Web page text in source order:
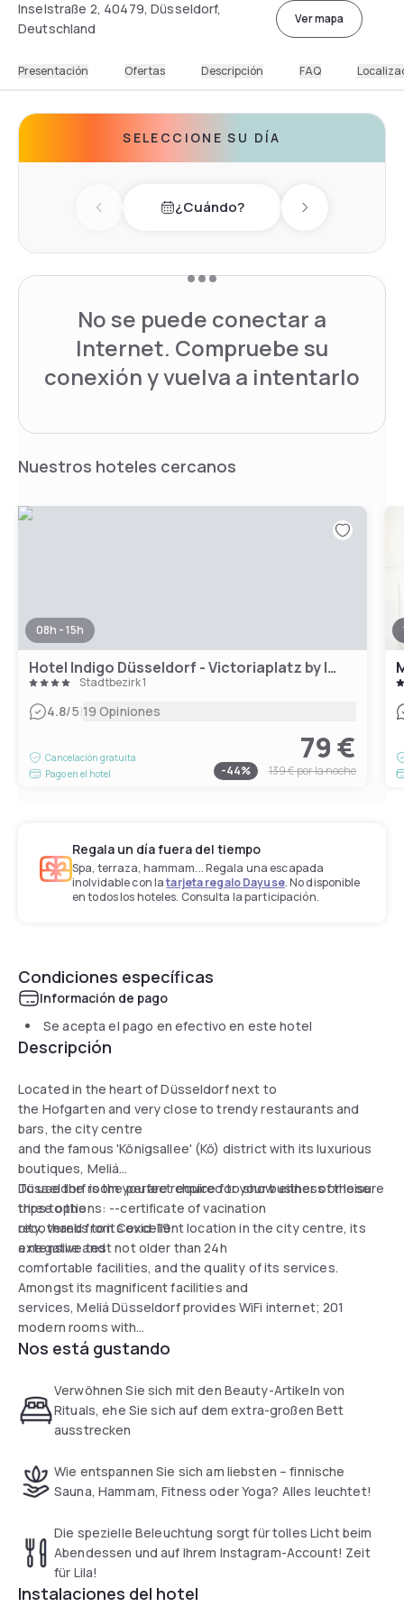
Inselstraße 2, 40479, Düsseldorf,
Deutschland
Ver mapa
Presentación Ofertas Descripción FAQ
SELECCIONE SU DÍA
Previous day¿Cuándo? Next day
No se puede conectar a
Internet. Compruebe su
conexión y vuelva a intentarlo
Nuestros hoteles cercanos
08h - 15h
Hotel Indigo Düsseldorf - Victoriaplatz by IHG
Stadtbezirk 1
4.8/5|19 Opiniones
Cancelación gratuita
Pago en el hotel
79 €
-44% 139 €por la noche
Regala un día fuera del tiempo
Spa, terraza, hammam... Regala una escapada
inolvidable con latarjeta regalo Dayuse. No disponible
en todos los hoteles. Consulta la participación.
Condiciones específicas
Información de pago
Se acepta el pago en efectivo en este hotel
Descripción
Located in the heart of Düsseldorf next to
the Hofgarten and very close to trendy restaurants and
bars, the city centre
and the famous 'Königsallee' (Kö) district with its luxurious
boutiques, Meliá
Düsseldorf is the perfect choice for your business or leisure
trips to the
city, thanks to its excellent location in the city centre, its
extensive and
comfortable facilities, and the quality of its services.
To use the room you are required to show either of those
three options: --certificate of vacination
recovered from Covid-19
a negative test not older than 24h
Amongst its magnificent facilities and
services, Meliá Düsseldorf provides WiFi internet; 201
modern rooms with
exquisite interior design; spacious dining spaces (Aqua
Purple-Lounge); 9 meeting rooms with maximum capacity
for 250 people; full gym
for the exclusive use of guests and a fully equipped
saunas, steam bath,
ice fountain, sensations shower and relaxation area.
Nos está gustando
Verwöhnen Sie sich mit den Beauty-Artikeln von
Rituals, ehe Sie sich auf dem extra-großen Bett
ausstrecken
Wie entspannen Sie sich am liebsten – finnische
Sauna, Hammam, Fitness oder Yoga? Alles leuchtet!
Die spezielle Beleuchtung sorgt für tolles Licht beim
Abendessen und auf Ihrem Instagram-Account! Zeit
für Lila!
Instalaciones del hotel